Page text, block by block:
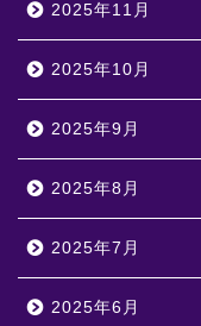
2025年11月
2025年10月
2025年9月
2025年8月
2025年7月
2025年6月